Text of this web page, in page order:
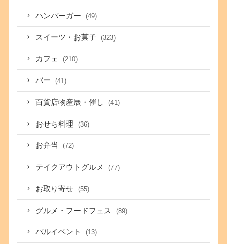
ハンバーガー (49)
スイーツ・お菓子 (323)
カフェ (210)
バー (41)
百貨店物産展・催し (41)
おせち料理 (36)
お弁当 (72)
テイクアウトグルメ (77)
お取り寄せ (55)
グルメ・フードフェス (89)
バルイベント (13)